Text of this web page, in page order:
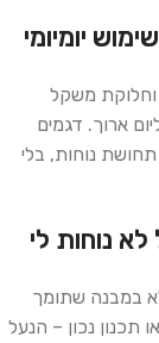
יומיומי
וחלוקת משקל
ארוך. דגמים
נוחות, בלי
נוחות לי
במבנה שתומך
תכנון נכון – הנעל